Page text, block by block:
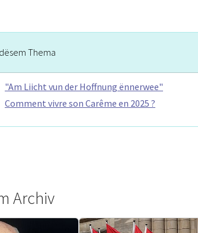
Thema
"Am Liicht vun der Hoffnung ënnerwee"
Comment vivre son Carême en 2025 ?
Archiv